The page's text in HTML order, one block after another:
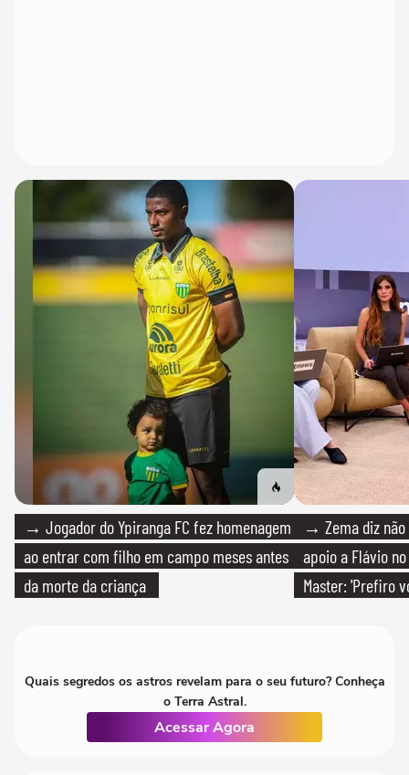
→ Jogador do Ypiranga FC fez homenagem
ao entrar com filho em campo meses antes
da morte da criança
→ Zema diz
apoio a Flávio
Master: 'Prefiro
Quais segredos os astros revelam para o seu futuro? Conheça
o Terra Astral.
Acessar Agora